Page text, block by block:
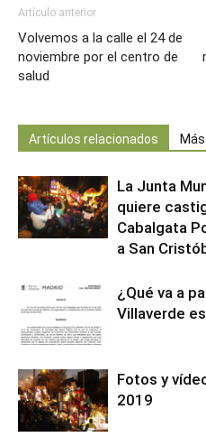
Artículo anterior
Volvemos a la calle el 24 de
noviembre por el centro de
salud
Artículos relacionados
La Junta
quiere
Cabalgata
a San
¿Qué va a
Villaverde
Fotos y
2019